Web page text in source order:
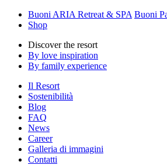
Buoni ARIA Retreat & SPA Buoni
Shop
Discover the resort
By love inspiration
By family experience
Il Resort
Sostenibilità
Blog
FAQ
News
Career
Galleria di immagini
Contatti